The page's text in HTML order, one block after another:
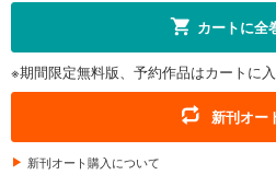
針子の乙女【タテスク
カートに全
※期間限定無料版、予約作品はカートに
新刊オー
新刊オート購入について